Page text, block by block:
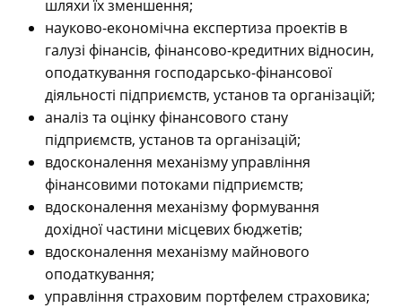
шляхи їх зменшення;
науково-економічна експертиза проектів в
галузі фінансів, фінансово-кредитних відносин,
оподаткування господарсько-фінансової
діяльності підприємств, установ та організацій;
аналіз та оцінку фінансового стану
підприємств, установ та організацій;
вдосконалення механізму управління
фінансовими потоками підприємств;
вдосконалення механізму формування
дохідної частини місцевих бюджетів;
вдосконалення механізму майнового
оподаткування;
управління страховим портфелем страховика;